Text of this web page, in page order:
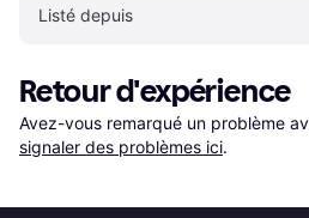
Listé depuis
Retour d'expérience
Avez-vous remarqué un problème
signaler des problèmes ici.